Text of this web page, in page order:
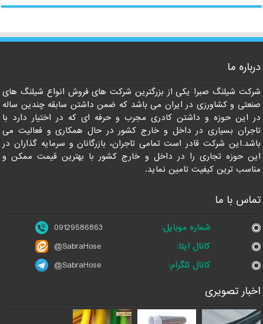
درباره ما
شرکت شیلنگ صبرا یکی از بزرگترین شرکت های فروش انواع شیلنگ های
صنعتی و کشاورزی در ایران می باشد که ضمن داشتن سابقه چندین ساله
در این حوزه و داشتن کادری مجرب و حرفه ای که در اختیار دارد با
تاجران بسیاری در داخل و خارج کشور در حال همکاری و فعالیت می
باشد.این شرکت قادر است تمامی تاجران، بازرگانان و سرمایه گذاران در
این حوزه تجاری را در داخل و خارج کشور با بهترین قیمت ممکن و
مناسب ترین کیفیت تامین نماید.
تماس با ما
شماره موبایل:
09129586863
کانال ایتا:
@SabraHose
کانال تلگرام:
@SabraHose
اخبار تصویری
09129586863